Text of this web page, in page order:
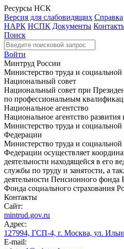
Ресурсы НСК
Версия для слабовидящих Справка
НАРК НСПК Документы
Поиск
Войти
Минтруд России
Министерство труда и
Национальный совет
Национальный совет при
по профессиональным
Национальное агентство
Национальное агентство
Министерство труда и
Федерации
Министерство труда и
Федерации осуществляет
деятельности находящейся в его
службы по труду и занятости, а
деятельности Пенсионного
Фонда социального страхования
Контакты
Сайт:
mintrud.gov.ru
Адрес:
127994, ГСП-4, г. Москва, ул.
E-mail: